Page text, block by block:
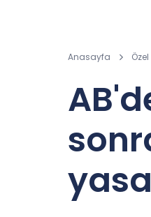
Anasayfa Özel